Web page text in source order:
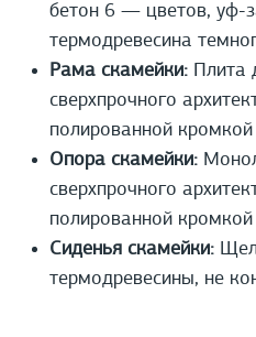
бетон 6 — цветов, уф-
термодревесина
Рама скамейки: Плита
сверхпрочного
полированной
Опора скамейки:
сверхпрочного
полированной
Сиденья скамейки:
термодревесины, не